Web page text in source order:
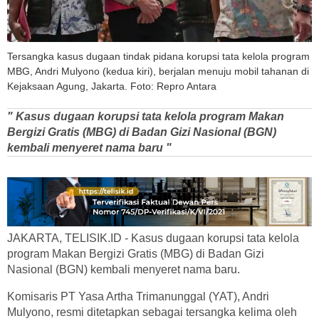
Tersangka kasus dugaan tindak pidana korupsi tata kelola program
MBG, Andri Mulyono (kedua kiri), berjalan menuju mobil tahanan di
Kejaksaan Agung, Jakarta. Foto: Repro Antara
" Kasus dugaan korupsi tata kelola program Makan
Bergizi Gratis (MBG) di Badan Gizi Nasional (BGN)
kembali menyeret nama baru "
JAKARTA, TELISIK.ID - Kasus dugaan korupsi tata kelola
program Makan Bergizi Gratis (MBG) di Badan Gizi
Nasional (BGN) kembali menyeret nama baru.
Komisaris PT Yasa Artha Trimanunggal (YAT), Andri
Mulyono, resmi ditetapkan sebagai tersangka kelima oleh